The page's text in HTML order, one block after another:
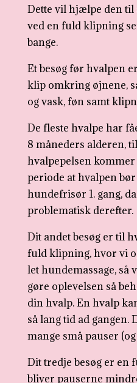
Dette vil hjælpe den til
ved en fuld klipning
bange.
Et besøg før hvalpen
klip omkring øjnene,
og vask, føn samt
De fleste hvalpe har
8 måneders alderen,
hvalpepelsen kommer
periode at hvalpen
hundefrisør 1. gang,
problematisk derefter.
Dit andet besøg er til
fuld klipning, hvor vi
let hundemassage, så
gøre oplevelsen så
din hvalp. En hvalp
så lang tid ad gangen.
mange små pauser
Dit tredje besøg er en
bliver pauserne